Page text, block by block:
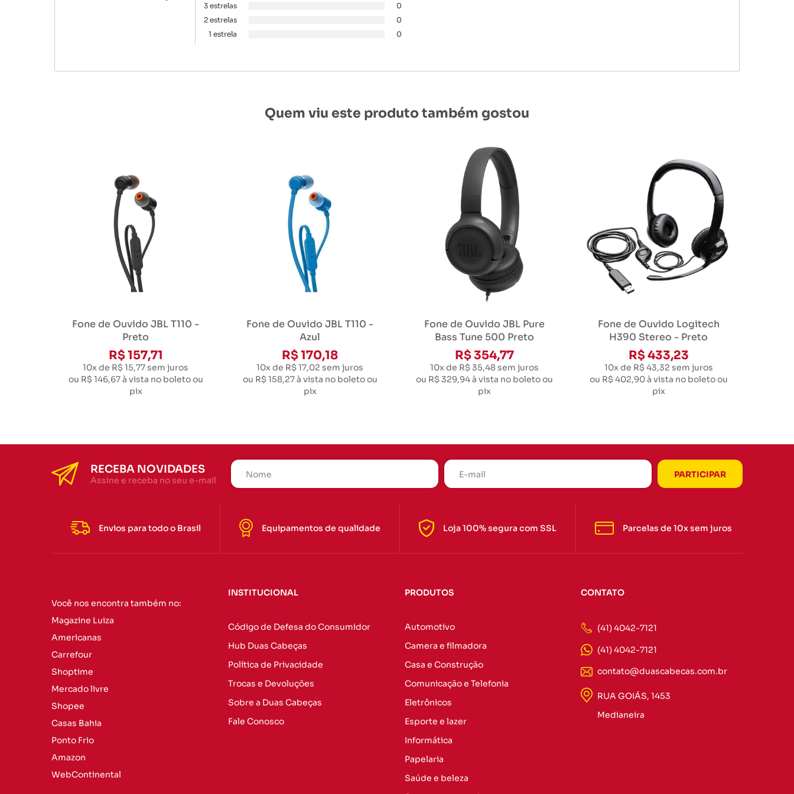
3 estrelas
0
2 estrelas
0
1 estrela
0
Quem viu este produto também gostou
Fone de Ouvido JBL T110 -
Preto
R$ 157,71
10x de R$ 15,77sem juros
ou R$ 146,67à vista no boleto ou
pix
Fone de Ouvido JBL T110 -
Azul
R$ 170,18
10x de R$ 17,02 sem juros
ou R$ 158,27à vista no boleto ou
pix
Fone de Ouvido JBL Pure
Bass Tune 500 Preto
R$ 354,77
10x de R$ 35,48sem juros
ou R$ 329,94à vista no boleto ou
pix
Fone de Ouvido Logitech
H390 Stereo - Preto
R$ 433,23
10x de R$ 43,32 sem juros
ou R$ 402,90à vista no boleto ou
pix
RECEBA NOVIDADES
Assine e receba no seu e-mail
Envios para todo o Brasil Equipamentos de qualidade Loja 100% segura com SSL Parcelas de 10x sem juros
Você nos encontra também no:
Magazine Luiza
Americanas
Carrefour
Shoptime
Mercado livre
Shopee
Casas Bahia
Ponto Frio
Amazon
WebContinental
INSTITUCIONAL
Código de Defesa do Consumidor
Hub Duas Cabeças
Política de Privacidade
Trocas e Devoluções
Sobre a Duas Cabeças
Fale Conosco
PRODUTOS
Automotivo
Camera e filmadora
Casa e Construção
Comunicação e Telefonia
Eletrônicos
Esporte e lazer
Informática
Papelaria
Saúde e beleza
CONTATO
(41) 4042-7121
(41) 4042-7121
contato@duascabecas.com.br
RUA GOIÁS, 1453
Medianeira